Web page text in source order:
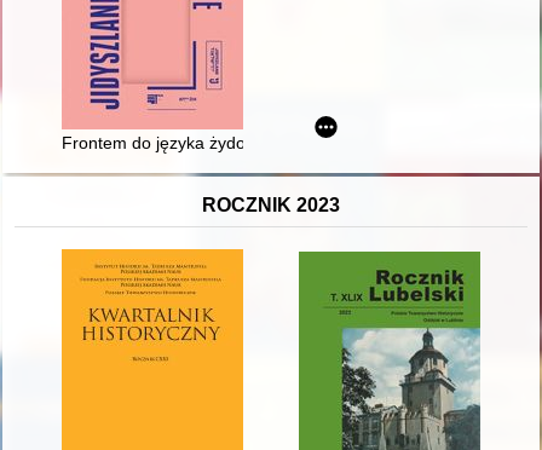
Frontem do języka żydowskiego" - jidyszowy ruch kulturalny
ROCZNIK 2023